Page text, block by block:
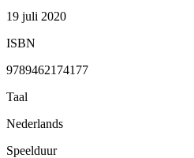
19 juli 2020
ISBN
9789462174177
Taal
Nederlands
Speelduur